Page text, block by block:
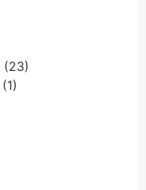
(23)
(1)